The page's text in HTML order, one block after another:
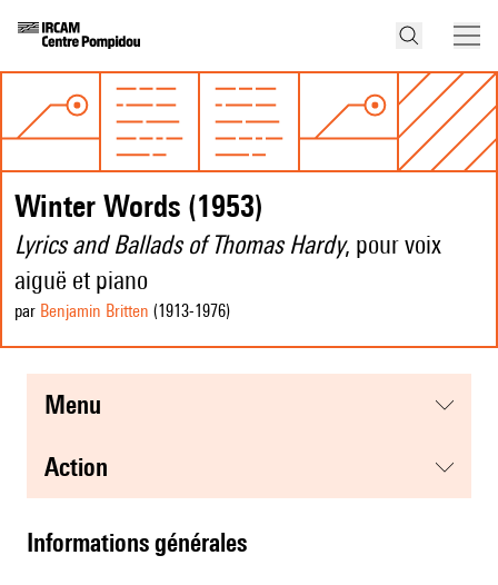
Winter Words (1953)
Lyrics and Ballads of Thomas Hardy, pour voix
aiguë et piano
par Benjamin Britten (1913-1976)
menu
action
informations générales